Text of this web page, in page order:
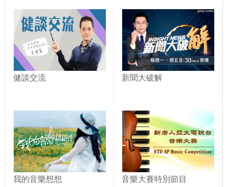
健談交流 新聞大破解
我的音樂想想 音樂大賽特別節目